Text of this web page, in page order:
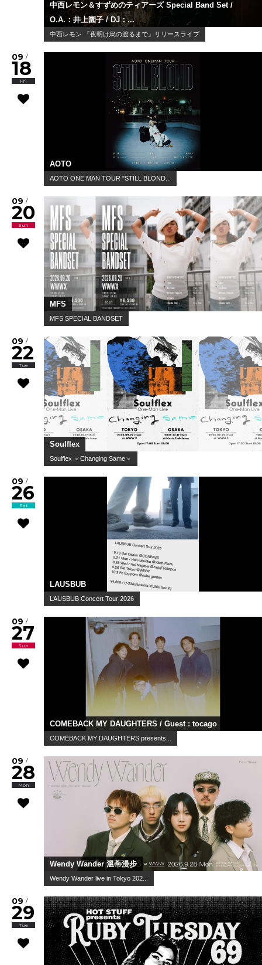
中西レモン＆すずめのティアーズ Special Band Set /
O.A.：井上園子 / DJ：...
中西レモン 『夜明け烏の渡るまで』リリースライブ
09 /
18
Fri
AOTO
AOTO ONE MAN TOUR "STILL BLOND...
09 /
20
Sun
MFS
MFS SPECIAL BANDSET
09 /
22
Tue
Soulflex
Soulflex ＜Changing Same＞
09 /
26
Sat
LAUSBUB
LAUSBUB Concert Tour 2026
09 /
27
Sun
COMEBACK MY DAUGHTERS / Guest : tocago
COMEBACK MY DAUGHTERS presents...
09 /
28
Mon
Wendy Wander 溫蒂漫步
Wendy Wander live in Tokyo 202...
09 /
29
Tue